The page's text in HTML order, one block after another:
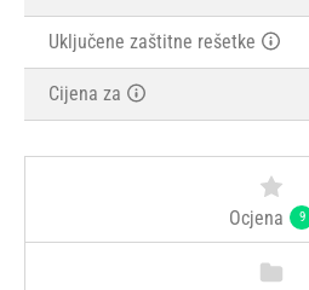
Uključene zaštitne rešetke
Cijena za
Ocjena 9